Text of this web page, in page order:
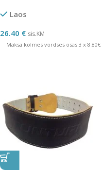
Laos
26.40 € sis.KM
Maksa kolmes võrdses osas 3 x 8.80€